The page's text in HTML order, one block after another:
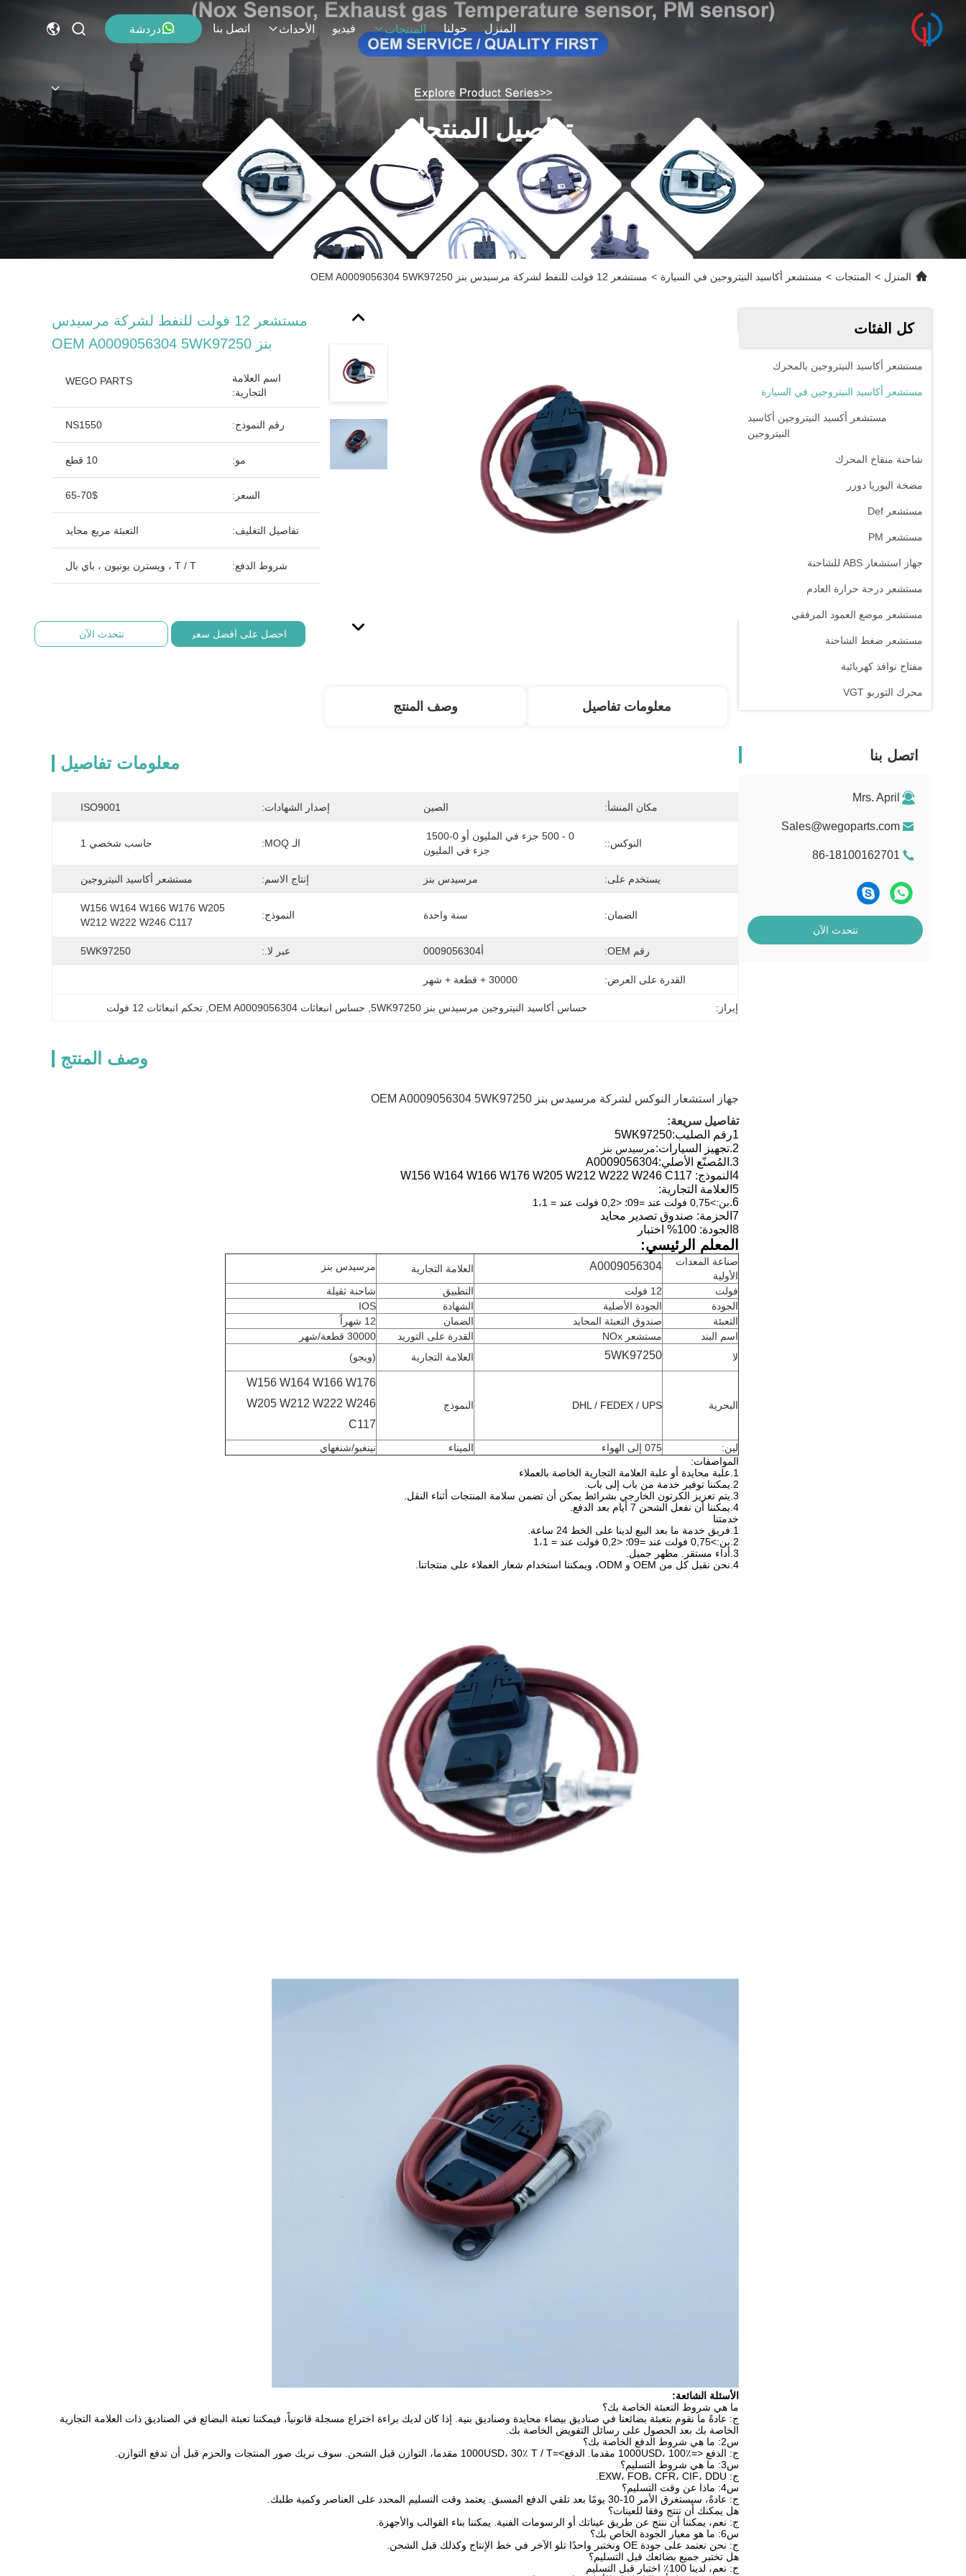
المنزل حولنا المنتجات فيديو الأحداث اتصل بنا دردشة
تفاصيل المنتجات
المنزل > المنتجات > مستشعر أكاسيد النيتروجين في السيارة > مستشعر 12 فولت للنفط لشركة مرسيدس بنز OEM A0009056304 5WK97250
كل الفئات
مستشعر أكاسيد النيتروجين بالمحرك
مستشعر أكاسيد النيتروجين في السيارة
مستشعر أكسيد النيتروجين أكاسيد
النيتروجين
شاحنة منفاخ المحرك
مضخة اليوريا دوزر
مستشعر Def
مستشعر PM
جهاز استشعار ABS للشاحنة
مستشعر درجة حرارة العادم
مستشعر موضع العمود المرفقي
مستشعر ضغط الشاحنة
مفتاح نوافذ كهربائية
محرك التوربو VGT
اتصل بنا
Mrs. April
Sales@wegoparts.com
86-18100162701
نتحدث الآن
مستشعر 12 فولت للنفط لشركة مرسيدس
بنز OEM A0009056304 5WK97250
اسم العلامة
التجارية:
WEGO PARTS
رقم النموذج: NS1550
مو: 10 قطع
السعر: 65-70$
تفاصيل التغليف: التعبئة مربع محايد
شروط الدفع: T / T ، ويسترن يونيون ، باي بال
احصل على أفضل سعر نتحدث الآن
معلومات تفاصيل وصف المنتج
معلومات تفاصيل
مكان المنشأ: الصين إصدار الشهادات: ISO9001
النوكس::
جزء في المليون
الـ MOQ: حاسب شخصي 1
يستخدم على: مرسيدس بنز إنتاج الاسم: مستشعر أكاسيد النيتروجين
الضمان: سنة واحدة النموذج:
W156 W164 W166 W176 W205
W212 W222 W246 C117
رقم OEM: أ0009056304 عبر لا.: 5WK97250
القدرة على العرض: 30000 + قطعة + شهر
إبراز: حساس أكاسيد النيتروجين مرسيدس بنز 5WK97250 حساس انبعاثات OEM A0009056304 , تحكم انبعاثات 12 فولت
وصف المنتج
جهاز استشعار النوكس لشركة مرسيدس بنز OEM A0009056304 5WK97250
تفاصيل سريعة:
1رقم الصليب:
5WK97250
2. تجهيز السيارات:مرسيدس بنز
3. المُصنّع الأصلي:A0009056304
4النموذج:
W156 W164 W166 W176 W205 W212 W222 W246 C117
5العلامة التجارية:
6. بن:>0,75 فولت عند =09؛ <0,2 فولت عند = 1،1
7الحزمة: صندوق تصدير محايد
8الجودة: 100% اختبار
المعلم الرئيسي:
صناعة المعدات
الأولية
A0009056304 العلامة التجارية مرسيدس بنز
فولت 12 فولت التطبيق
شاحنة ثقيلة
الجودة
الجودة الأصلية الشهادة
IOS
التعبئة
صندوق التعبئة المحايد الضمان
12 شهراً
اسم البند
مستشعر NOx القدرة على التوريد
30000 قطعة/شهر
لا
5WK97250 العلامة التجارية (ويجو)
البحرية DHL / FEDEX / UPS النموذج
W156 W164 W166 W176
W205 W212 W222 W246
C117
لين: 075 إلى الهواء الميناء
نينغبو/شنغهاي
المواصفات:
1. علبة محايدة أو علبة العلامة التجارية الخاصة بالعملاء
2. يمكننا توفير خدمة من باب إلى باب.
3. يتم تعزيز الكرتون الخارجي بشرائط يمكن أن تضمن سلامة المنتجات أثناء النقل.
4. يمكننا أن نفعل الشحن 7 أيام بعد الدفع.
خدمتنا
1. فريق خدمة ما بعد البيع لدينا على الخط 24 ساعة.
2. بن:>0,75 فولت عند =09؛ <0,2 فولت عند = 1،1
3. أداء مستقر. مظهر جميل.
4. نحن نقبل كل من OEM و ODM، ويمكننا استخدام شعار العملاء على منتجاتنا.
الأسئلة الشائعة:
ما هي شروط التعبئة الخاصة بك؟
ج: عادةً ما نقوم بتعبئة بضائعنا في صناديق بيضاء محايدة وصناديق بنية. إذا كان لديك براءة اختراع مسجلة قانونياً، فيمكننا تعبئة البضائع في الصناديق ذات العلامة التجارية
الخاصة بك بعد الحصول على رسائل التفويض الخاصة بك.
س2: ما هي شروط الدفع الخاصة بك؟
ج: الدفع <=1000USD، 100٪ مقدما. الدفع>=1000USD، 30٪ T / T مقدما، التوازن قبل الشحن. سوف نريك صور المنتجات والحزم قبل أن تدفع التوازن.
س3: ما هي شروط التسليم؟
ج: EXW، FOB، CFR، CIF، DDU.
س4: ماذا عن وقت التسليم؟
ج: عادةً، سيستغرق الأمر 10-30 يومًا بعد تلقي الدفع المسبق. يعتمد وقت التسليم المحدد على العناصر وكمية طلبك.
هل يمكنك أن تنتج وفقا للعينات؟
ج: نعم، يمكننا أن ننتج عن طريق عيناتك أو الرسومات الفنية. يمكننا بناء القوالب والأجهزة.
س6: ما هو معيار الجودة الخاص بك؟
ج: نحن نعتمد على جودة OE ونختبر واحدًا تلو الآخر في خط الإنتاج وكذلك قبل الشحن.
هل تختبر جميع بضائعك قبل التسليم؟
ج: نعم، لدينا 100٪ اختبار قبل التسليم